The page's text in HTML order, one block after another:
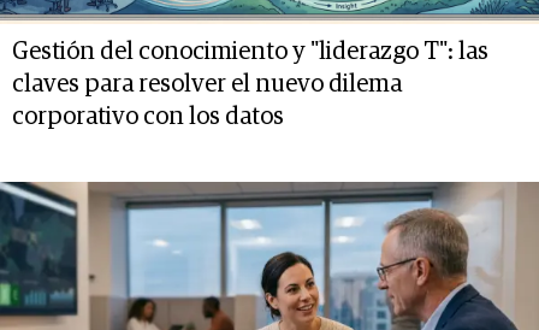
Gestión del conocimiento y "liderazgo T": las
claves para resolver el nuevo dilema
corporativo con los datos